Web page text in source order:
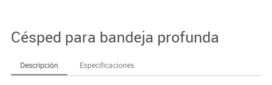
Césped para bandeja profunda
Descripción Especificaciones